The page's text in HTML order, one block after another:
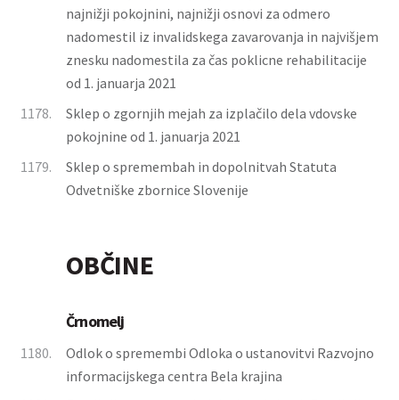
najnižji pokojnini, najnižji osnovi za odmero
nadomestil iz invalidskega zavarovanja in najvišjem
znesku nadomestila za čas poklicne rehabilitacije
od 1. januarja 2021
1178.
Sklep o zgornjih mejah za izplačilo dela vdovske
pokojnine od 1. januarja 2021
1179.
Sklep o spremembah in dopolnitvah Statuta
Odvetniške zbornice Slovenije
OBČINE
Črnomelj
1180.
Odlok o spremembi Odloka o ustanovitvi Razvojno
informacijskega centra Bela krajina